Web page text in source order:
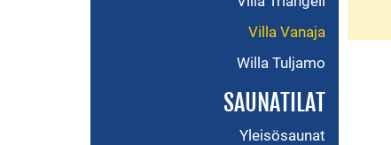
Villa Vanaja
Willa Tuljamo
SAUNATILAT
Yleisösaunat